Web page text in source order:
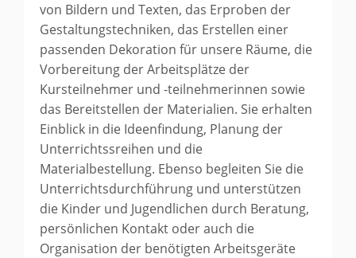
von Bildern und Texten, das Erproben der
Gestaltungstechniken, das Erstellen einer
passenden Dekoration für unsere Räume, die
Vorbereitung der Arbeitsplätze der
Kursteilnehmer und -teilnehmerinnen sowie
das Bereitstellen der Materialien. Sie erhalten
Einblick in die Ideenfindung, Planung der
Unterrichtssreihen und die
Materialbestellung. Ebenso begleiten Sie die
Unterrichtsdurchführung und unterstützen
die Kinder und Jugendlichen durch Beratung,
persönlichen Kontakt oder auch die
Organisation der benötigten Arbeitsgeräte